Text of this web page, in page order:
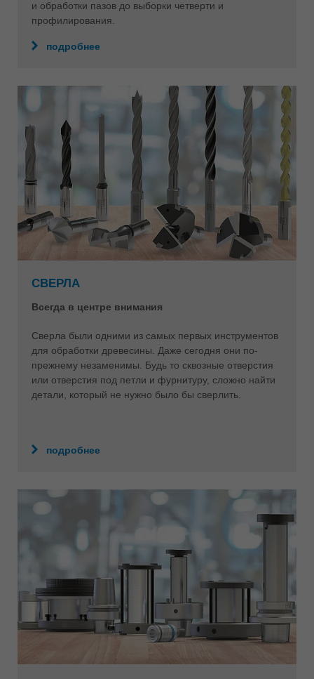
и обработки пазов до выборки четверти и
профилирования.
подробнее
СВЕРЛА
Всегда в центре внимания
Сверла были одними из самых первых инструментов
для обработки древесины. Даже сегодня они по-
прежнему незаменимы. Будь то сквозные отверстия
или отверстия под петли и фурнитуру, сложно найти
детали, который не нужно было бы сверлить.
подробнее